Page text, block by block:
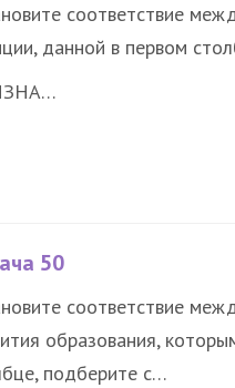
соответствие
данной в первом
50
соответствие
образования,
подберите с…